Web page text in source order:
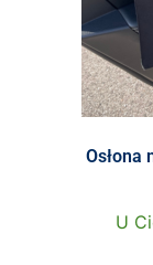
Osłona
U